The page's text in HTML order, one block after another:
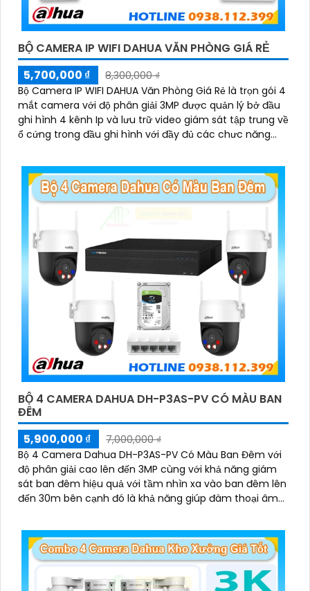
BỘ CAMERA IP WIFI DAHUA VĂN PHÒNG GIÁ RẺ
5,700,000 ₫
8,300,000 ₫
Bộ Camera IP WIFI DAHUA Văn Phòng Giá Rẻ là trọn gói 4
mắt camera với độ phân giải 3MP được quản lý bở đầu
ghi hình 4 kênh Ip và lưu trữ video giám sát tập trung về
ổ cứng trong đầu ghi hình với đầy đủ các chưc năng
chiều và giám sát có màu vào ban đêm
BỘ 4 CAMERA DAHUA DH-P3AS-PV CÓ MÀU BAN
ĐÊM
5,900,000 ₫
7,000,000 ₫
Bộ 4 Camera Dahua DH-P3AS-PV Có Màu Ban Đêm với
độ phân giải cao lên đến 3MP cùng với khả năng giám
sát ban đêm hiệu quả với tầm nhìn xa vào ban đêm lên
đến 30m bên cạnh đó là khả năng giúp đàm thoại âm
hiện xâm nhập